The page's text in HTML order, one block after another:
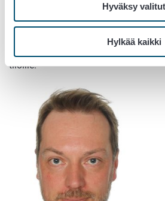
Hyväksy valitut
Hylkää kaikki
joihin ei automaattista seurantaa
ehtoja jää, mutta paljon nykyistä
johtaa siihen, että valvontaa
pienelle otokselle, joka kohdistuu
tiloille.